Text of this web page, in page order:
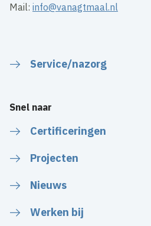
Mail:info@vanagtmaal.nl
Service/nazorg
Snel naar
Certificeringen
Projecten
Nieuws
Werken bij